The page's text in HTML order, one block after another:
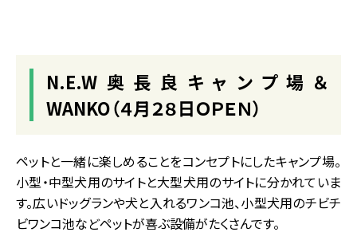
N.E.W奥長良キャンプ場＆
WANKO（４月２８日ＯＰＥＮ）
ペットと一緒に楽しめることをコンセプトにしたキャンプ場。
小型・中型犬用のサイトと大型犬用のサイトに分かれていま
す。広いドッグランや犬と入れるワンコ池、小型犬用のチビチ
ビワンコ池などペットが喜ぶ設備がたくさんです。